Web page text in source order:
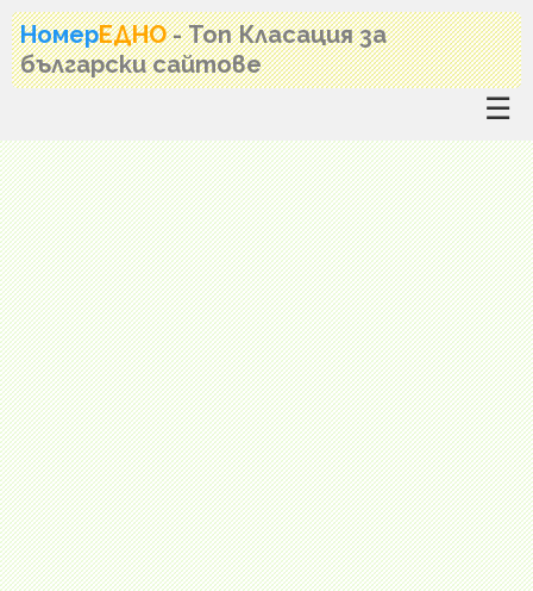
НомерЕДНО - Топ Класация за
български сайтове
☰